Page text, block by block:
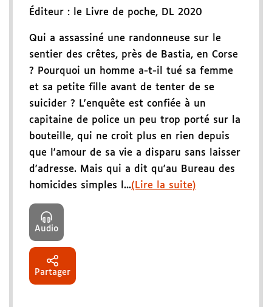
Éditeur : le Livre de poche, DL 2020
Qui a assassiné une randonneuse sur le
sentier des crêtes, près de Bastia, en Corse
? Pourquoi un homme a-t-il tué sa femme
et sa petite fille avant de tenter de se
suicider ? L'enquête est confiée à un
capitaine de police un peu trop porté sur la
bouteille, qui ne croit plus en rien depuis
que l'amour de sa vie a disparu sans laisser
d'adresse. Mais qui a dit qu'au Bureau des
homicides simples l...(Lire la suite)
Audio
Partager